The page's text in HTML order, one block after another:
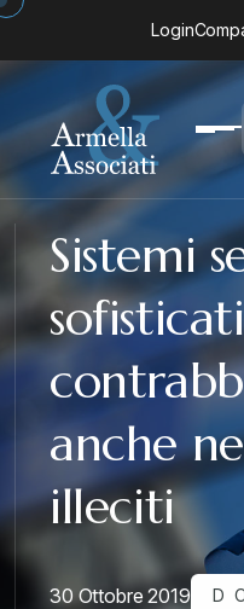
Login
Sistemi
anche
illeciti
30 Ottobre 2019